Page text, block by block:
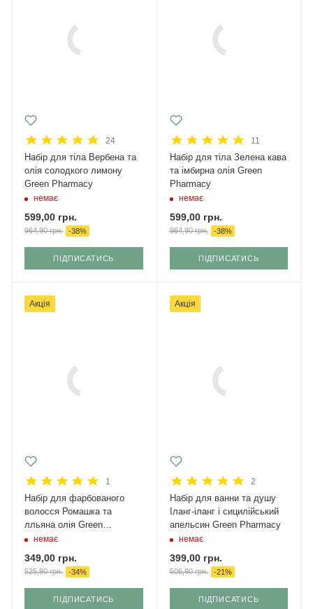
24
Набір для тіла Вербена та
олія солодкого лимону
Green Pharmacy
немає
599,00 грн.
964,90грн. -38%
ПІДПИСАТИСЬ
11
Набір для тіла Зелена кава
та імбирна олія Green
Pharmacy
немає
599,00грн.
964,90грн. -38%
ПІДПИСАТИСЬ
Акція
1
Набір для фарбованого
волосся Ромашка та
лльяна олія Green
Pharmacy
немає
349,00 грн.
525,90грн. -34%
ПІДПИСАТИСЬ
Акція
2
Набір для ванни та душу
Іланг-іланг і сицилійський
апельсин Green Pharmacy
немає
399,00грн.
506,90грн. -21%
ПІДПИСАТИСЬ